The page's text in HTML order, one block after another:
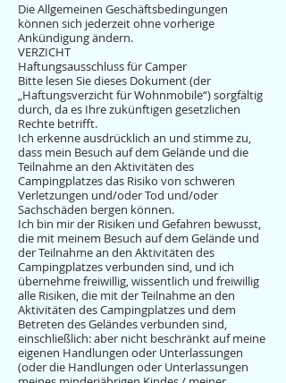
Die Allgemeinen Geschäftsbedingungen
können sich jederzeit ohne vorherige
Ankündigung ändern.
VERZICHT
Haftungsausschluss für Camper
Bitte lesen Sie dieses Dokument (der
„Haftungsverzicht für Wohnmobile“) sorgfältig
durch, da es Ihre zukünftigen gesetzlichen
Rechte betrifft.
Ich erkenne ausdrücklich an und stimme zu,
dass mein Besuch auf dem Gelände und die
Teilnahme an den Aktivitäten des
Campingplatzes das Risiko von schweren
Verletzungen und/oder Tod und/oder
Sachschäden bergen können.
Ich bin mir der Risiken und Gefahren bewusst,
die mit meinem Besuch auf dem Gelände und
der Teilnahme an den Aktivitäten des
Campingplatzes verbunden sind, und ich
übernehme freiwillig, wissentlich und freiwillig
alle Risiken, die mit der Teilnahme an den
Aktivitäten des Campingplatzes und dem
Betreten des Geländes verbunden sind,
einschließlich: aber nicht beschränkt auf meine
eigenen Handlungen oder Unterlassungen
(oder die Handlungen oder Unterlassungen